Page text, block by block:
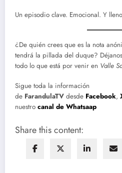
Un episodio clave. Emocional. Y
¿De quién crees que es la nota
tendrá la pillada del duque?
todo lo que está por venir en Valle
Sigue toda la información
de FarandulaTV desde Facebook,
nuestro canal de Whatsaap
Share this content: